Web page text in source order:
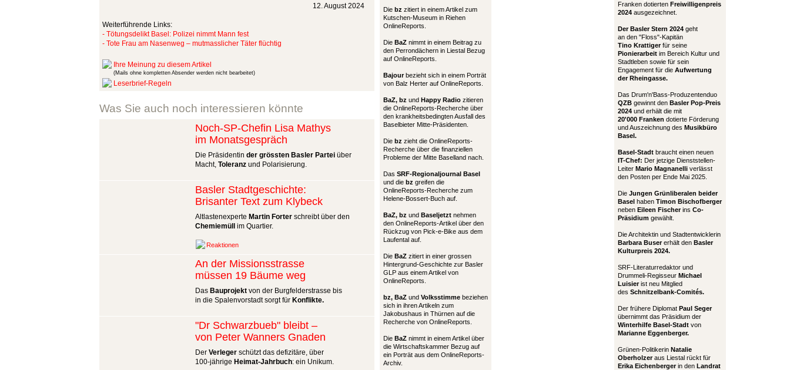
12. August 2024
Weiterführende Links:
- Tötungsdelikt Basel: Polizei nimmt Mann fest
- Tote Frau am Nasenweg – mutmasslicher Täter flüchtig
Ihre Meinung zu diesem Artikel
(Mails ohne kompletten Absender werden nicht bearbeitet)
Leserbrief-Regeln
Was Sie auch noch interessieren könnte
Noch-SP-Chefin Lisa Mathys
im Monatsgespräch
Die Präsidentin der grössten Basler Partei über
Macht, Toleranz und Polarisierung.
Basler Stadtgeschichte:
Brisanter Text zum Klybeck
Altlastenexperte Martin Forter schreibt über den
Chemiemüll
im Quartier.
Reaktionen
An der Missionsstrasse
müssen 19 Bäume weg
Das Bauprojekt von der Burgfelderstrasse bis
in die Spalenvorstadt sorgt für Konflikte.
"Dr Schwarzbueb" bleibt –
von Peter Wanners Gnaden
Der Verleger schützt das defizitäre, über
100-jährige Heimat-Jahrbuch: ein Unikum.
Die bz zitiert in einem Artikel zum
Kutschen-Museum in Riehen
OnlineReports.
Die BaZ nimmt in einem Beitrag zu
den Perrondächern in Liestal Bezug
auf OnlineReports.
Bajourbezieht sich in einem Porträt
von Balz Herter auf OnlineReports.
BaZ, bz und Happy Radio zitieren
die OnlineReports-Recherche über
den krankheitsbedingten Ausfall des
Baselbieter Mitte-Präsidenten.
Die bz zieht die OnlineReports-
Recherche über die finanziellen
Probleme der Mitte Baselland nach.
Das SRF-Regionaljournal Basel
und die bz greifen die
OnlineReports-Recherche zum
Helene-Bossert-Buch auf.
BaZ, bz und Baseljetzt nehmen
den OnlineReports-Artikel über den
Rückzug von Pick-e-Bike aus dem
Laufental auf.
Die BaZ zitiert in einer grossen
Hintergrund-Geschichte zur Basler
GLP aus einem Artikel von
OnlineReports.
bz, BaZ und Volksstimme beziehen
sich in ihren Artikeln zum
Jakobushaus in Thürnen auf die
Recherche von OnlineReports.
Die BaZ nimmt in einem Artikel über
die Wirtschaftskammer Bezug auf
ein Porträt aus dem OnlineReports-
Archiv.
Franken dotierten Freiwilligenpreis
2024 ausgezeichnet.
Der Basler Stern 2024 geht
an den "Floss"-Kapitän
Tino Krattigerfür seine
Pionierarbeit im Bereich Kultur und
Stadtleben sowie für sein
Engagement für die Aufwertung
der Rheingasse.
Das Drum'n'Bass-Produzentenduo
QZB gewinnt den Basler Pop-Preis
2024 und erhält die mit
20'000 Franken dotierte Förderung
und Auszeichnung des Musikbüro
Basel.
Basel-Stadt braucht einen neuen
IT-Chef: Der jetzige Dienststellen-
Leiter Mario Magnanelli verlässt
den Posten per Ende Mai 2025.
Die Jungen Grünliberalen beider
Basel haben Timon Bischofberger
neben Eileen Fischerins Co-
Präsidium gewählt.
Die Architektin und Stadtentwicklerin
Barbara Busererhält den Basler
Kulturpreis 2024.
SRF-Literaturredaktor und
Drummeli-Regisseur Michael
Luisierist neu Mitglied
des Schnitzelbank-Comités.
Der frühere Diplomat Paul Seger
übernimmt das Präsidium der
Winterhilfe Basel-Stadt von
Marianne Eggenberger.
Grünen-Politikerin Natalie
Oberholzeraus Liestal rückt für
Erika Eichenbergerin den Landrat